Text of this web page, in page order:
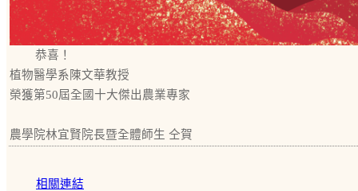
恭喜！
植物醫學系陳文華教授
榮獲第50屆全國十大傑出農業專家
農學院林宜賢院長暨全體師生 仝賀
相關連結